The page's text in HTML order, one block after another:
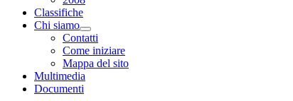
Classifiche
Chi siamo
Contatti
Come iniziare
Mappa del sito
Multimedia
Documenti